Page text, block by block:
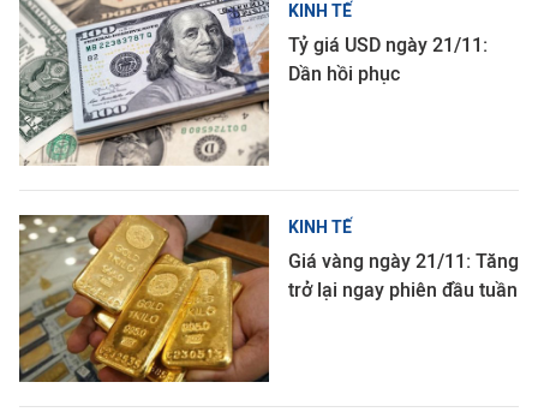
KINH TẾ
Tỷ giá USD ngày 21/11:
Dần hồi phục
KINH TẾ
Giá vàng ngày 21/11: Tăng
trở lại ngay phiên đầu tuần